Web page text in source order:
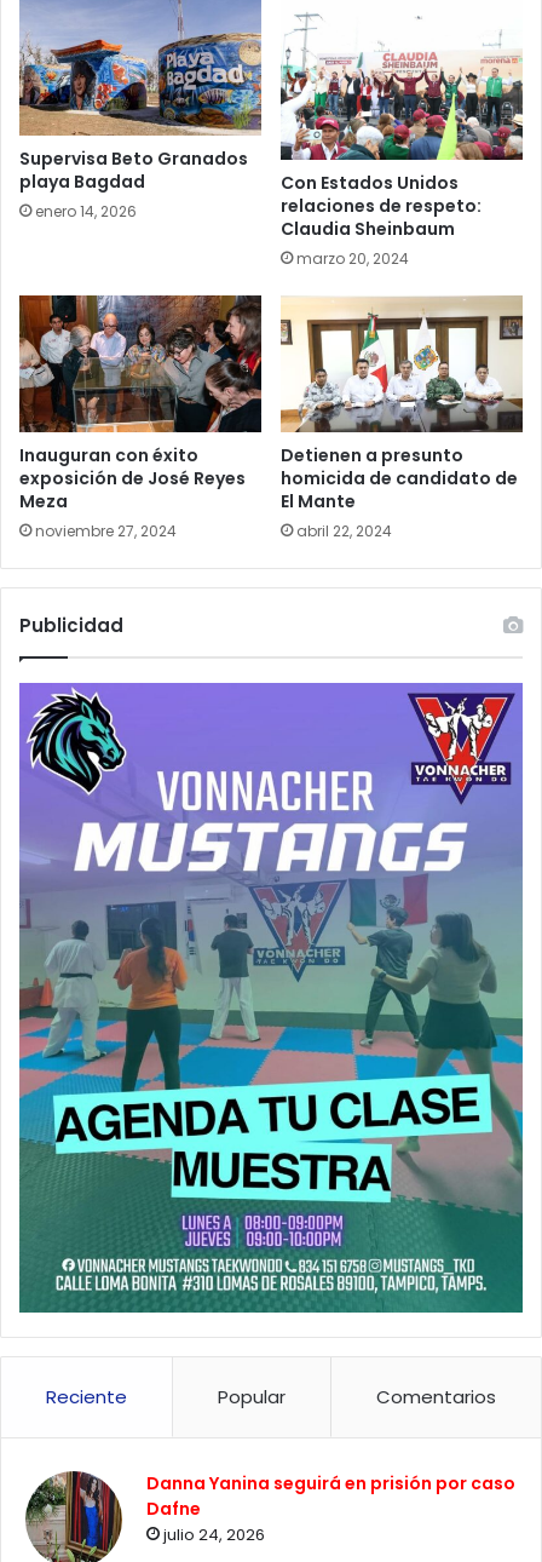
Supervisa Beto Granados
playa Bagdad
enero 14, 2026
Con Estados Unidos
relaciones de respeto:
Claudia Sheinbaum
marzo 20, 2024
Inauguran con éxito
exposición de José Reyes
Meza
noviembre 27, 2024
Detienen a presunto
homicida de candidato de
El Mante
abril 22, 2024
Publicidad
Reciente Popular Comentarios
Danna Yanina seguirá en prisión por caso
Dafne
julio 24, 2026